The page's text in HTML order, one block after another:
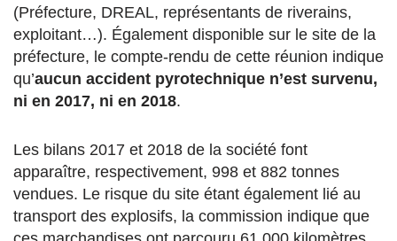
(Préfecture, DREAL, représentants de riverains,
exploitant…). Également disponible sur le site de la
préfecture, le compte-rendu de cette réunion indique
qu’aucun accident pyrotechnique n’est survenu,
ni en 2017, ni en 2018.
Les bilans 2017 et 2018 de la société font
apparaître, respectivement, 998 et 882 tonnes
vendues. Le risque du site étant également lié au
transport des explosifs, la commission indique que